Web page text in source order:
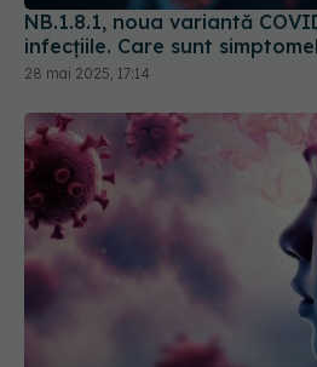
28 mai 2025, 17:14
COVID, impact grav asupra